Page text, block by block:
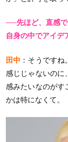
──先ほど、直感
自身の中でアイデ
田中 ：そうです
感じじゃないのに
感みたいなのがす
かは特になくて。